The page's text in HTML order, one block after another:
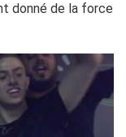
donné de la force